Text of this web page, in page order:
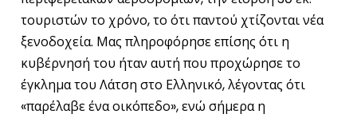
τουριστών το χρόνο, το ότι παντού χτίζονται νέα
ξενοδοχεία. Μας πληροφόρησε επίσης ότι η
κυβέρνησή του ήταν αυτή που προχώρησε το
έγκλημα του Λάτση στο Ελληνικό, λέγοντας ότι
«παρέλαβε ένα οικόπεδο», ενώ σήμερα η